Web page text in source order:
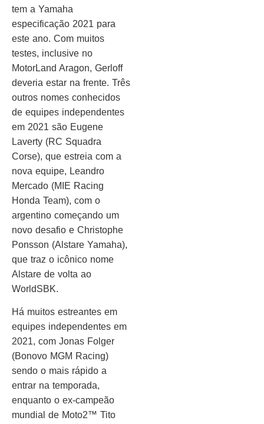
tem a Yamaha
especificação 2021 para
este ano. Com muitos
testes, inclusive no
MotorLand Aragon, Gerloff
deveria estar na frente. Três
outros nomes conhecidos
de equipes independentes
em 2021 são Eugene
Laverty (RC Squadra
Corse), que estreia com a
nova equipe, Leandro
Mercado (MIE Racing
Honda Team), com o
argentino começando um
novo desafio e Christophe
Ponsson (Alstare Yamaha),
que traz o icônico nome
Alstare de volta ao
WorldSBK.
Há muitos estreantes em
equipes independentes em
2021, com Jonas Folger
(Bonovo MGM Racing)
sendo o mais rápido a
entrar na temporada,
enquanto o ex-campeão
mundial de Moto2™ Tito